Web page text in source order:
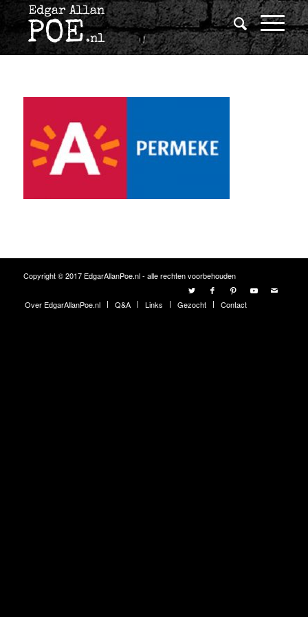
Copyright © 2017 EdgarAllanPoe.nl - alle rechten voorbehouden
Over EdgarAllanPoe.nl Q&A Links Gezocht Contact